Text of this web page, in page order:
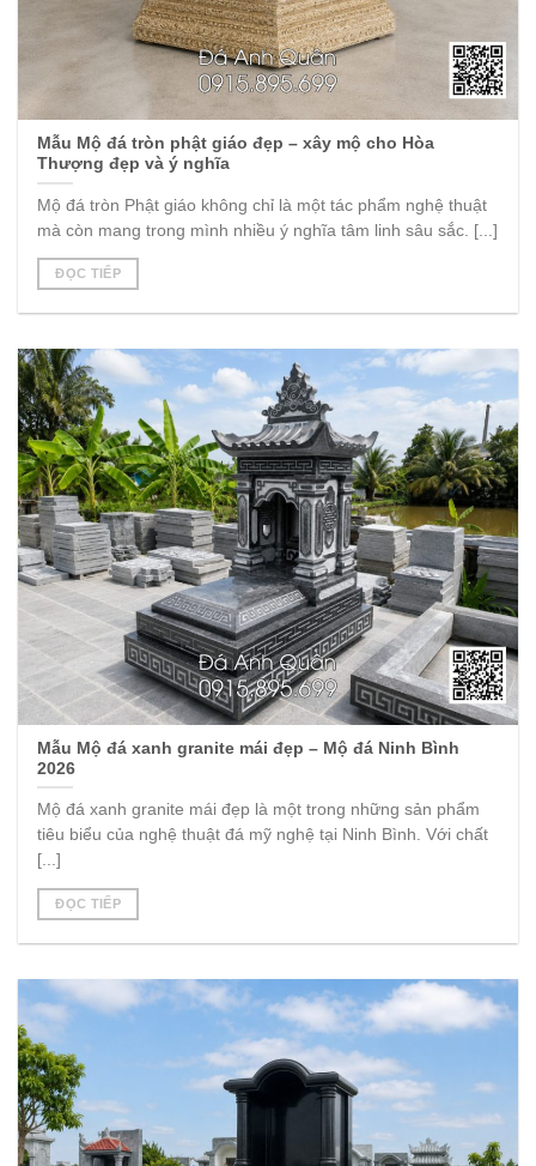
Mẫu Mộ đá tròn phật giáo đẹp – xây mộ cho Hòa
Thượng đẹp và ý nghĩa
Mộ đá tròn Phật giáo không chỉ là một tác phẩm nghệ thuật
mà còn mang trong mình nhiều ý nghĩa tâm linh sâu sắc. [...]
ĐỌC TIẾP
Mẫu Mộ đá xanh granite mái đẹp – Mộ đá Ninh Bình
2026
Mộ đá xanh granite mái đẹp là một trong những sản phẩm
tiêu biểu của nghệ thuật đá mỹ nghệ tại Ninh Bình. Với chất
[...]
ĐỌC TIẾP